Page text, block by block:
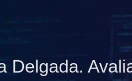
Delgada.